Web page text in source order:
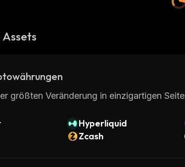
größten Veränderung in einzigartigen
Hyperliquid
Zcash